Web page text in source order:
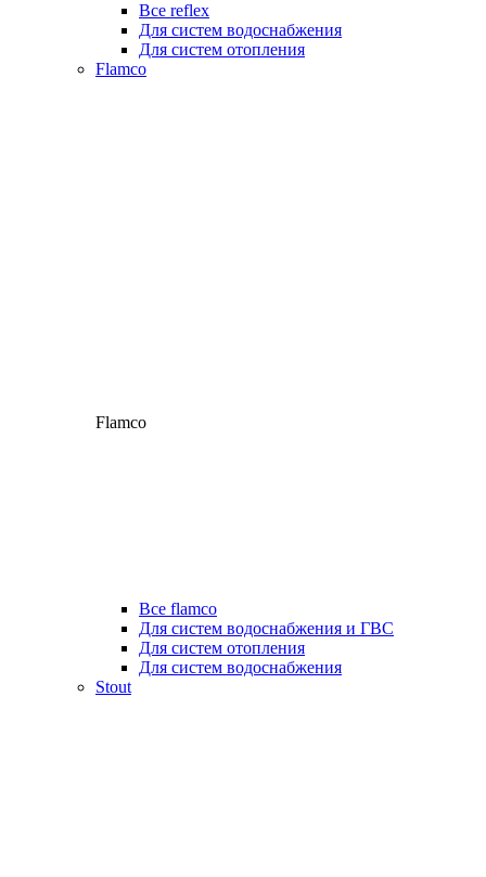
Все reflex
Для систем водоснабжения
Для систем отопления
Flamco
Flamco
Все flamco
Для систем водоснабжения и ГВС
Для систем отопления
Для систем водоснабжения
Stout